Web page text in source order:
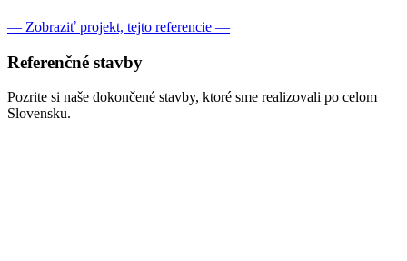
— Zobraziť projekt, tejto referencie —
Referenčné stavby
Pozrite si naše dokončené stavby, ktoré sme realizovali po celom
Slovensku.